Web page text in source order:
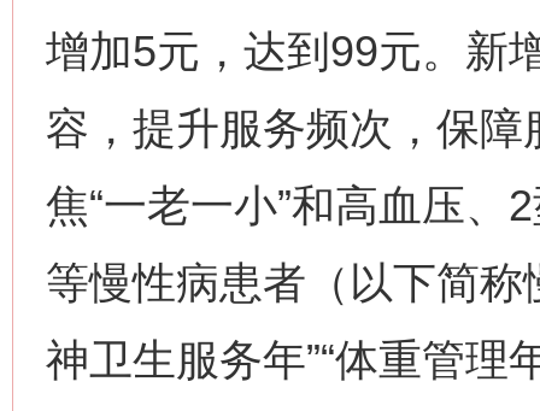
增加5元，达到99元。新
容，提升服务频次，保
焦“一老一小”和高血压、
等慢性病患者（以下简称
神卫生服务年”“体重管理